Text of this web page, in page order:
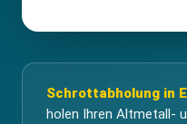
Schrottabholung in
holen Ihren Altmetall-